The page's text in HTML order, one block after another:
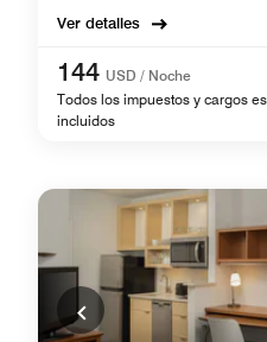
Ver detalles
144 USD / Noche
Todos los impuestos y cargos
incluidos